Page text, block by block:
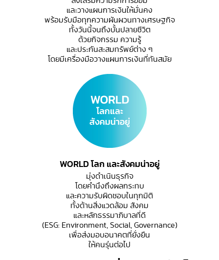
และวางแผนการเงินให้มั่นคง
พร้อมรับมือทุกความผันผวนทางเศรษฐกิจ
ทั้งวันนี้จนถึงบั้นปลายชีวิต
ด้วยกิจกรรม ความรู้
และประกันสะสมทรัพย์ต่าง ๆ
โดยมีเครื่องมือวางแผนการเงินที่ทันสมัย
WORLD โลก และสังคมน่าอยู่
มุ่งดำเนินธุรกิจ
โดยคำนึงถึงผลกระทบ
และความรับผิดชอบในทุกมิติ
ทั้งด้านสิ่งแวดล้อม สังคม
และหลักธรรมาภิบาลที่ดี
(ESG: Environment, Social, Governance)
เพื่อส่งมอบอนาคตที่ยั่งยืน
ให้คนรุ่นต่อไป